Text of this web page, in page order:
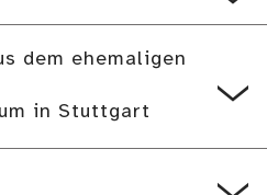
dem ehemaligen
in Stuttgart